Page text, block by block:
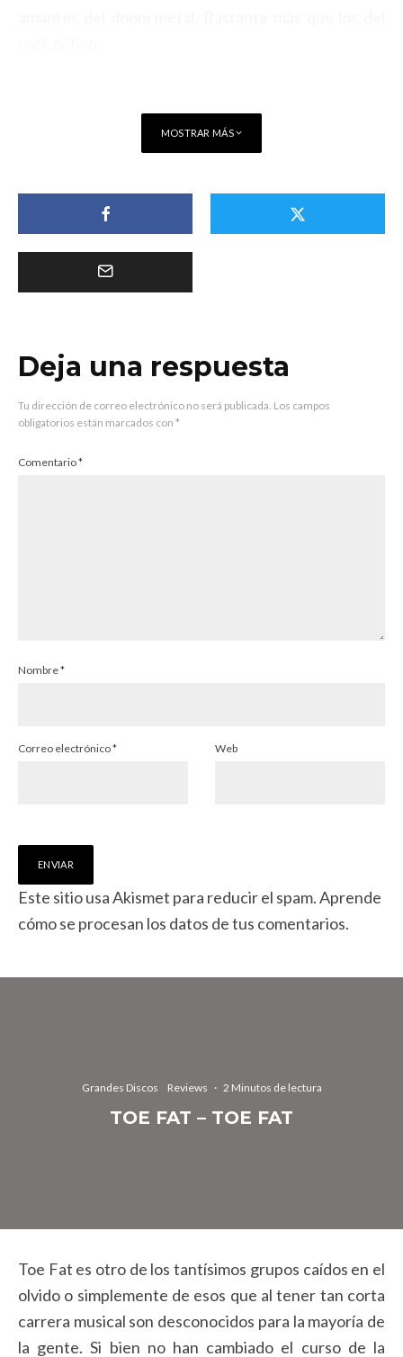
MOSTRAR MÁS
Deja una respuesta
Tu dirección de correo electrónico no será publicada. Los campos
obligatorios están marcados con *
Comentario*
Nombre*
Correo electrónico* Web
Este sitio usa Akismet para reducir el spam.Aprende
cómo se procesan los datos de tus comentarios.
Grandes Discos Reviews · 2 Minutos de lectura
TOE FAT – TOE FAT
Toe Fat es otro de los tantísimos grupos caídos en el
olvido o simplemente de esos que al tener tan corta
carrera musical son desconocidos para la mayoría de
la gente. Si bien no han cambiado el curso de la